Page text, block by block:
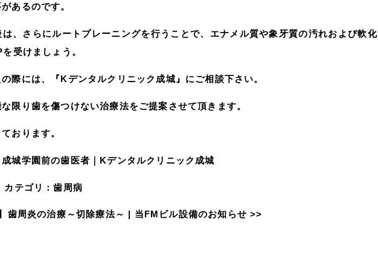
あるのです。
、さらにルートプレーニングを行うことで、エナメル質や象牙質の汚れおよび軟化
受けましょう。
際には、『Kデンタルクリニック成城』にご相談下さい。
限り歯を傷つけない治療法をご提案させて頂きます。
おります。
成城学園前の歯医者｜Kデンタルクリニック成城
カテゴリ：歯周病
歯周炎の治療～切除療法～ | 当FMビル設備のお知らせ>>